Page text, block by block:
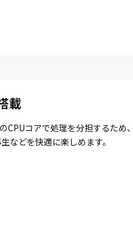
載
CPUコアで処理を分担するため
などを快適に楽しめます。